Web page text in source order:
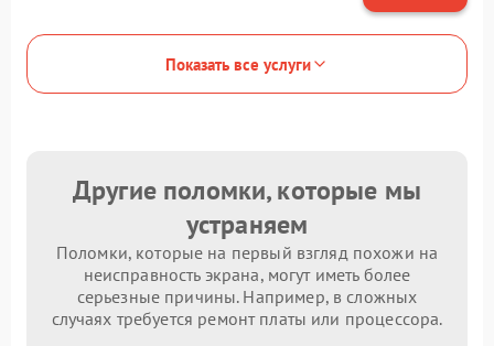
Показать все услуги
Другие поломки, которые мы
устраняем
Поломки, которые на первый взгляд похожи на
неисправность экрана, могут иметь более
серьезные причины. Например, в сложных
случаях требуется ремонт платы или процессора.